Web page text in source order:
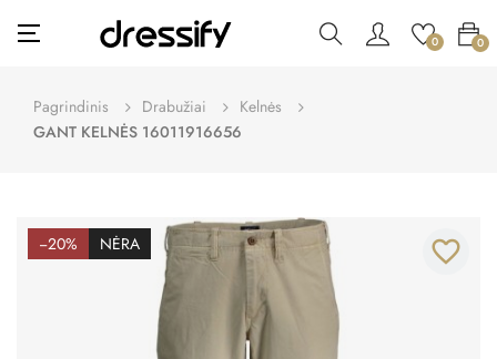
Toggle
navigation
☰ 0 0
Pagrindinis Drabužiai
Kelnės
GANT KELNĖS 16011916656
−20% NĖRA favorite_border